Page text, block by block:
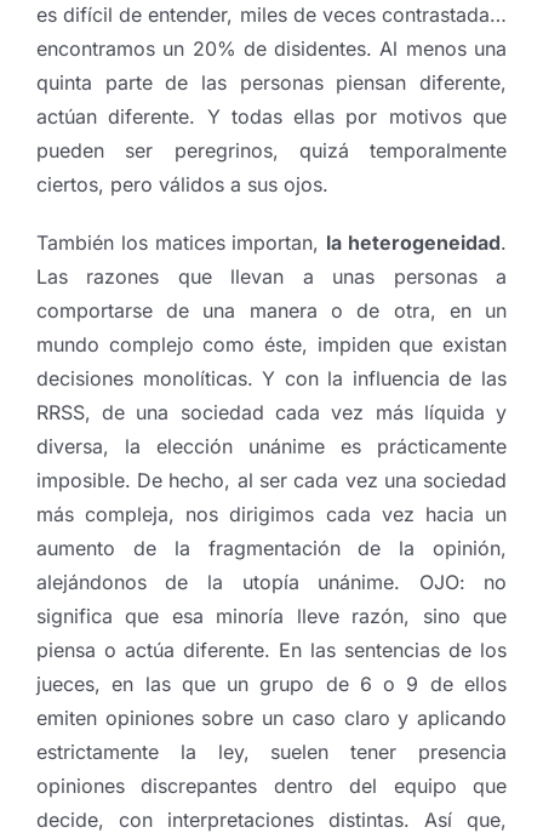
es difícil de entender, miles de veces contrastada…
encontramos un 20% de disidentes. Al menos una
quinta parte de las personas piensan diferente,
actúan diferente. Y todas ellas por motivos que
pueden ser peregrinos, quizá temporalmente
ciertos, pero válidos a sus ojos.
También los matices importan, la heterogeneidad.
Las razones que llevan a unas personas a
comportarse de una manera o de otra, en un
mundo complejo como éste, impiden que existan
decisiones monolíticas. Y con la influencia de las
RRSS, de una sociedad cada vez más líquida y
diversa, la elección unánime es prácticamente
imposible. De hecho, al ser cada vez una sociedad
más compleja, nos dirigimos cada vez hacia un
aumento de la fragmentación de la opinión,
alejándonos de la utopía unánime. OJO: no
significa que esa minoría lleve razón, sino que
piensa o actúa diferente. En las sentencias de los
jueces, en las que un grupo de 6 o 9 de ellos
emiten opiniones sobre un caso claro y aplicando
estrictamente la ley, suelen tener presencia
opiniones discrepantes dentro del equipo que
decide, con interpretaciones distintas. Así que,